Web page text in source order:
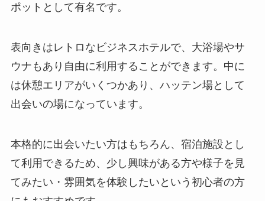
ポットとして有名です。
表向きはレトロなビジネスホテルで、大浴場やサ
ウナもあり自由に利用することができます。中に
は休憩エリアがいくつかあり、ハッテン場として
出会いの場になっています。
本格的に出会いたい方はもちろん、宿泊施設とし
て利用できるため、少し興味がある方や様子を見
てみたい・雰囲気を体験したいという初心者の方